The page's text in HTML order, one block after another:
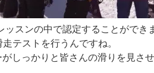
スンの中で認定することができ
テストを行うんですね。
しっかりと皆さんの滑りを見させ